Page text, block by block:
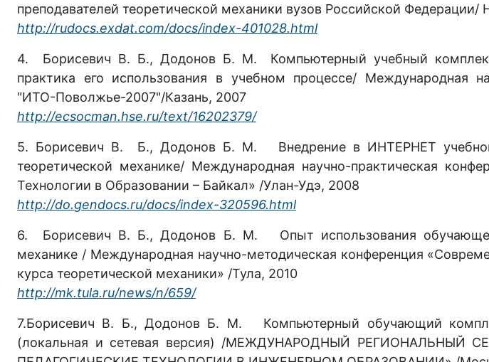
преподавателей теоретической механики вузов Российской Федерации/
http://rudocs.exdat.com/docs/index-401028.html
4. Борисевич В. Б., Додонов Б. М. Компьютерный учебный
практика его использования в учебном процессе/ Международная
"ИТО-Поволжье-2007"/Казань, 2007
http://ecsocman.hse.ru/text/16202379/
5. Борисевич В. Б., Додонов Б. М. Внедрение в ИНТЕРНЕТ
теоретической механике/ Международная научно-практическая
Технологии в Образовании – Байкал» /Улан-Удэ, 2008
http://do.gendocs.ru/docs/index-320596.html
6. Борисевич В. Б., Додонов Б. М. Опыт использования
механике / Международная научно-методическая конференция
курса теоретической механики» /Тула, 2010
http://mk.tula.ru/news/n/659/
7.Борисевич В. Б., Додонов Б. М. Компьютерный обучающий
(локальная и сетевая версия) /МЕЖДУНАРОДНЫЙ РЕГИОНАЛЬНЫЙ